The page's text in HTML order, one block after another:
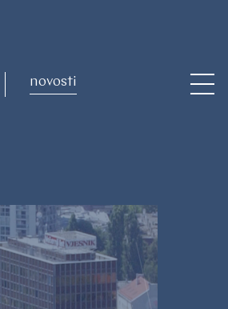
novosti